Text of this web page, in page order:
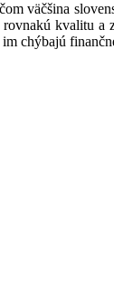
väčšina
kvalitu
chýbajú